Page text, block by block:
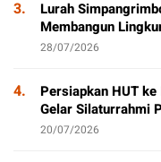
3.
Lurah
Membangun
28/07/2026
4.
Persiapkan HUT
Gelar Silaturrahmi
20/07/2026